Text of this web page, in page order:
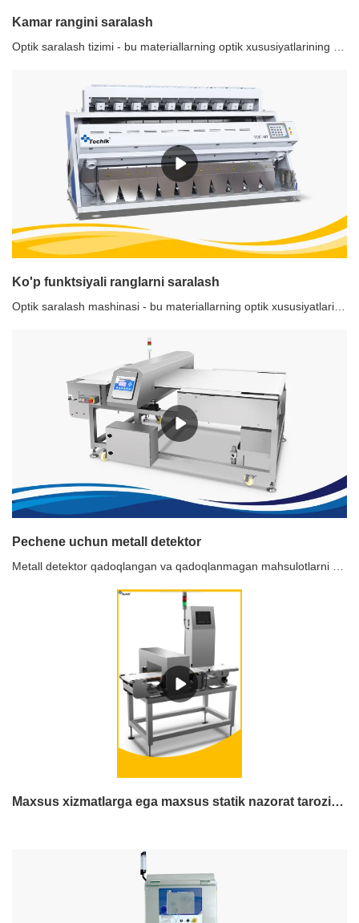
Kamar rangini saralash
Ko'p funktsiyali ranglarni saralash
Pechene uchun metall detektor
Maxsus xizmatlarga ega maxsus statik nazorat tarozisi Ishlab chiqaruvchi | Techik Instrument (Shanghai) Co., Ltd.